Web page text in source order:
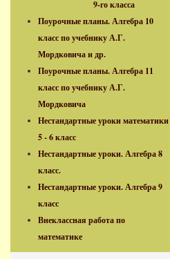
9-го класса
Поурочные планы. Алгебра 10
класс по учебнику А.Г.
Мордковича и др.
Поурочные планы. Алгебра 11
класс по учебнику А.Г.
Мордковича
Нестандартные уроки математики
5 - 6 класс
Нестандартные уроки. Алгебра 8
класс.
Нестандартные уроки. Алгебра 9
класс
Внеклассная работа по
математике